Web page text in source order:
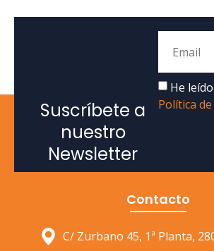
Suscríbete a
nuestro
Newsletter
He
Política
Contacto
C/ Zurbano 45, 1ª Planta,